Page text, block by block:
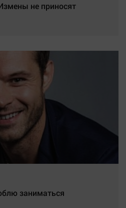
не приносят
заниматься